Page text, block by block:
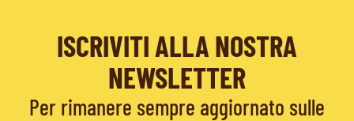
ISCRIVITI ALLA NOSTRA
NEWSLETTER
Per rimanere sempre aggiornato sulle